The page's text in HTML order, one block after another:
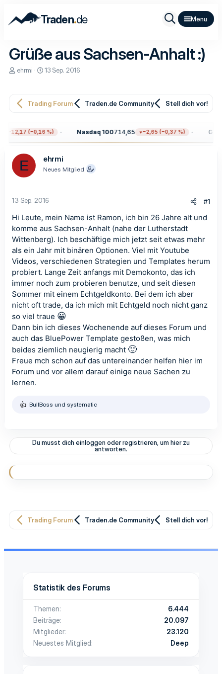
Traden.de
Grüße aus Sachsen-Anhalt :)
E
e
r
ehrmi
E
e
a
m
13 Sep. 2016
Trading Forum Traden.de Community Stell dich vor!
−12,17 (−0,16 %) Nasdaq 100714,65 −2,65 (−0,37 %) Gold
E ehrmi
Neues Mitglied
13 Sep. 2016 #1
Hi Leute, mein Name ist Ramon, ich bin 26 Jahre alt und
komme aus Sachsen-Anhalt (nahe der Lutherstadt
Wittenberg). Ich beschäftige mich jetzt seit etwas mehr
als ein Jahr mit binären Optionen. Viel mit Youtube
Videos, verschiedenen Strategien und Templates herum
probiert. Lange Zeit anfangs mit Demokonto, das ich
immer noch zum probieren benutze, und seit diesen
Sommer mit einem Echtgeldkonto. Bei dem ich aber
nicht oft trade, da ich mich mit Echtgeld noch nicht ganz
so viel traue 😀
Dann bin ich dieses Wochenende auf dieses Forum und
auch das BluePower Template gestoßen, was mich
beides ziemlich neugierig macht 🙂
Freue mch schon auf das untereinander helfen hier im
Forum und vor allem darauf einige neue Sachen zu
lernen.
R
t
o
n
n
BullBoss und systematic
Du musst dich einloggen oder registrieren, um hier zu
antworten.
Trading Forum Traden.de Community Stell dich vor!
Statistik des Forums
Themen
6.444
Beiträge
20.097
Mitglieder
23.120
Neuestes Mitglied
Deep